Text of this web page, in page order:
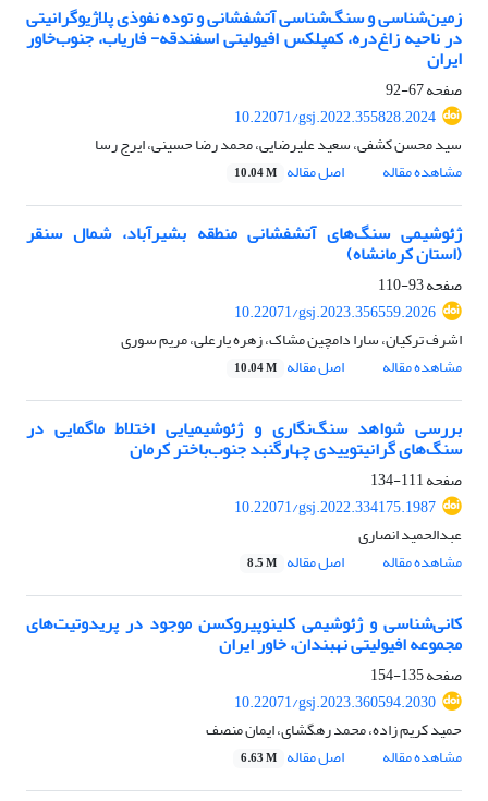
زمین‌شناسی و سنگ‌شناسی آتشفشانی و توده نفوذی پلاژیوگرانیتی
در ناحیه زاغ‌دره، کمپلکس افیولیتی اسفندقه- فاریاب، جنوب‌‌خاور
ایران
صفحه67-92
10.22071/gsj.2022.355828.2024
سید محسن کشفی، سعید علیرضایی، محمد رضا حسینی، ایرج رسا
مشاهده مقاله
اصل مقاله 10.04 M
ژئوشیمی سنگ‌های آتشفشانی منطقه بشیرآباد، شمال سنقر
(استان کرمانشاه)
صفحه93-110
10.22071/gsj.2023.356559.2026
اشرف ترکیان، سارا دامچین مشاک، زهره یارعلی، مریم سوری
مشاهده مقاله
اصل مقاله 10.04 M
بررسی شواهد سنگ‌نگاری و ژئوشیمیایی اختلاط ماگمایی در
سنگ‌های گرانیتوییدی چهارگنبد جنوب‌باختر کرمان
صفحه111-134
10.22071/gsj.2022.334175.1987
عبدالحمید انصاری
مشاهده مقاله
اصل مقاله 8.5 M
کانی‌شناسی و ژئوشیمی کلینوپیروکسن موجود در پریدوتیت‌های
مجموعه افیولیتی نهبندان، خاور ایران
صفحه135-154
10.22071/gsj.2023.360594.2030
حمید کریم زاده، محمد رهگشای، ایمان منصف
مشاهده مقاله
اصل مقاله 6.63 M